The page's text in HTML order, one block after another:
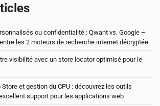
ou confidentialité : Qwant vs. Google –
les 2 moteurs de recherche internet décryptée
visibilité avec un store locator optimisé pour le
Store et gestion du CPU : découvrez les outils
support pour les applications web